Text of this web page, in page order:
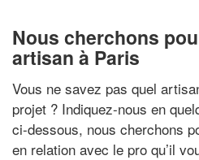
Nous cherchons
artisan à Paris
Vous ne savez pas quel
projet ? Indiquez-nous en
ci-dessous, nous cherchons
en relation avec le pro qu’il